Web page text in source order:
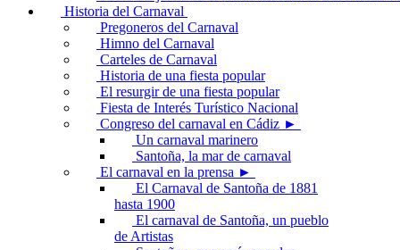
Historia del Carnaval
Pregoneros del Carnaval
Himno del Carnaval
Carteles de Carnaval
Historia de una fiesta popular
El resurgir de una fiesta popular
Fiesta de Interés Turístico Nacional
Congreso del carnaval en Cádiz ►
Un carnaval marinero
Santoña, la mar de carnaval
El carnaval en la prensa ►
El Carnaval de Santoña de 1881
hasta 1900
El carnaval de Santoña, un pueblo
de Artistas